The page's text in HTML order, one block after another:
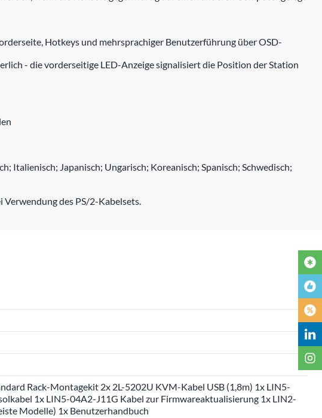
Hotkeys und mehrsprachiger Benutzerführung über OSD-
- die vorderseitige LED-Anzeige signalisiert die Position der Station
Italienisch; Japanisch; Ungarisch; Koreanisch; Spanisch; Schwedisch;
des PS/2-Kabelsets.
Rack-Montagekit 2x 2L-5202U KVM-Kabel USB (1,8m) 1x LIN5-
1x LIN5-04A2-J11G Kabel zur Firmwareaktualisierung 1x LIN2-
Modelle) 1x Benutzerhandbuch